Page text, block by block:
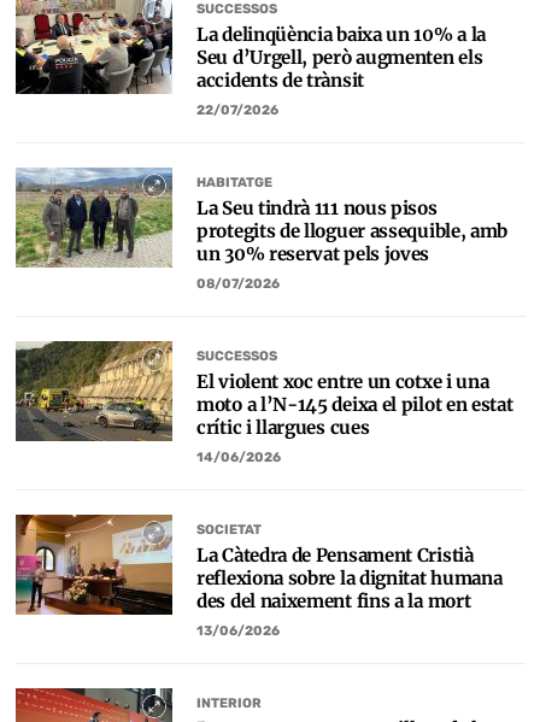
SUCCESSOS
La delinqüència baixa un 10% a la
Seu d’Urgell, però augmenten els
accidents de trànsit
22/07/2026
HABITATGE
La Seu tindrà 111 nous pisos
protegits de lloguer assequible, amb
un 30% reservat pels joves
08/07/2026
SUCCESSOS
El violent xoc entre un cotxe i una
moto a l’N-145 deixa el pilot en estat
crític i llargues cues
14/06/2026
SOCIETAT
La Càtedra de Pensament Cristià
reflexiona sobre la dignitat humana
des del naixement fins a la mort
13/06/2026
INTERIOR